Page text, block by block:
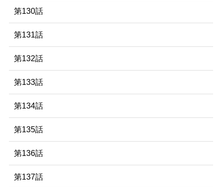
第130話
第131話
第132話
第133話
第134話
第135話
第136話
第137話